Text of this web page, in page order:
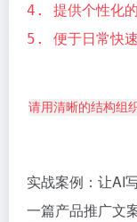
4. 提供个性化
5. 便于日常快
请用清晰的结构组
实战案例：让AI
一篇产品推广文